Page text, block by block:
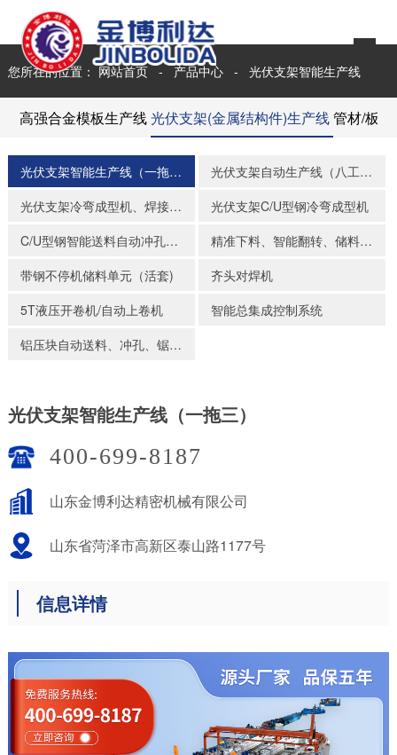
您所在的位置：网站首页-产品中心- 光伏支架智能生产线
高强合金模板生产线光伏支架(金属结构件)生产线管材/板
光伏支架智能生产线（一拖三）
光伏支架自动生产线（八工位前冲孔）
光伏支架冷弯成型机、焊接、活套储料
光伏支架C/U型钢冷弯成型机
C/U型钢智能送料自动冲孔组合装备
精准下料、智能翻转、储料单元
带钢不停机储料单元（活套)
齐头对焊机
5T液压开卷机/自动上卷机
智能总集成控制系统
铝压块自动送料、冲孔、锯切生产线
光伏支架智能生产线（一拖三）
400-699-8187
山东金博利达精密机械有限公司
山东省菏泽市高新区泰山路1177号
信息详情